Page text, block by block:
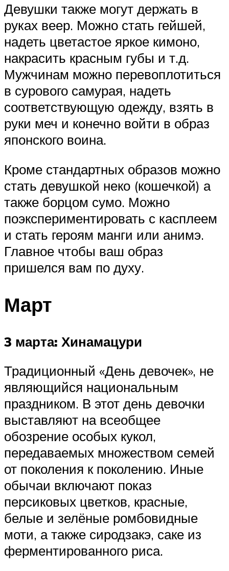
Девушки также могут держать в
руках веер. Можно стать гейшей,
надеть цветастое яркое кимоно,
накрасить красным губы и т.д.
Мужчинам можно перевоплотиться
в сурового самурая, надеть
соответствующую одежду, взять в
руки меч и конечно войти в образ
японского воина.
Кроме стандартных образов можно
стать девушкой неко (кошечкой) а
также борцом сумо. Можно
поэкспериментировать с касплеем
и стать героям манги или анимэ.
Главное чтобы ваш образ
пришелся вам по духу.
Март
3 марта: Хинамацури
Традиционный «День девочек», не
являющийся национальным
праздником. В этот день девочки
выставляют на всеобщее
обозрение особых кукол,
передаваемых множеством семей
от поколения к поколению. Иные
обычаи включают показ
персиковых цветков, красные,
белые и зелёные ромбовидные
моти, а также сиродзакэ, саке из
ферментированного риса.